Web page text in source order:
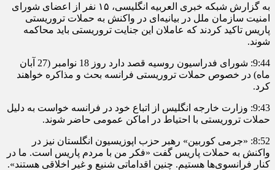
به گزارش شبکه خبری العربیه انگلیسی، ۱۵ نفر از اعضای شورای
امنیت سازمان ملل در بیانیه‌ای در واکنش به حملات تروریستی
پاریس تاکید کردند که عاملان این جنایت تروریستی باید محاکمه
شوند.
9:44: شورای فدراسیون روسیه قصد دارد روز 18 نوامبر (27 آبان
ماه) در خصوص حملات تروریستی فرانسه بحث و مذاکره خواهند
کرد.
9:43: وزارت خارجه انگلیس از اتباع خود در فرانسه خواست به دلیل
حملات تروریستی با احتیاط در اماکن عمومی حاضر شوند.
8:52: «جرمی کوربین» رهبر حزب اپوزیسیون انگلستان نیز در
واکنش به حملات پاریس گفت «فکر من با مردم پاریس است. ما در
کنار فرانسوی‌ها هستیم. چنین اقداماتی شنیع و غیر اخلاقی هستند».